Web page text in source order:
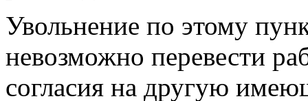
Увольнение по этому
невозможно перевести
согласия на другую